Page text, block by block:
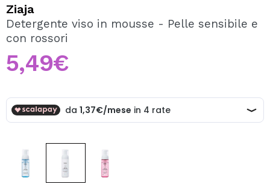
Creando un account su Maquibeauty.it potrai fare i tuoi
acquisti velocemente, controllare lo stato dei tuoi ordini e
Ziaja
Detergente viso in mousse - Pelle sensibile e
con rossori
5,49€